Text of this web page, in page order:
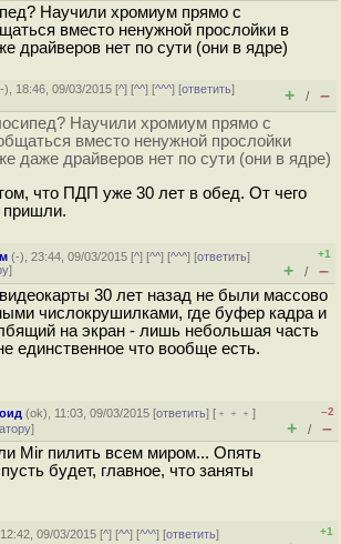
Научили хромиум прямо с
вместо ненужной прослойки в
драйверов нет по сути (они в ядре)
-), 18:46, 09/03/2015 [^] [^^] [^^^] [ответить]
+ / –
Научили хромиум прямо с
вместо ненужной прослойки
даже драйверов нет по сути (они в ядре)
что ПДП уже 30 лет в обед. От чего
пришли.
(-), 23:44, 09/03/2015 [^] [^^] [^^^] [ответить]
]
+1
+ / –
30 лет назад не были массово
числокрушилками, где буфер кадра и
на экран - лишь небольшая часть
единственное что вообще есть.
(ok), 11:03, 09/03/2015 [ответить] [ ﹢﹢﹢]
]
–2
+ / –
Mir пилить всем миром... Опять
будет, главное, что заняты
09/03/2015 [^] [^^] [^^^] [ответить]
+1